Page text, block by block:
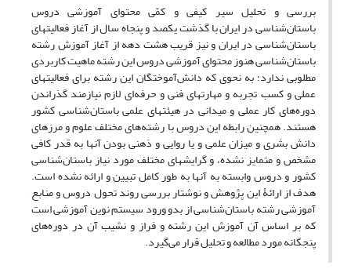
بررسی و تحلیل سیر کیفی و کمّی محتوای آموزشی دروس
باستان‌شناسی در ایران با گذشت یکصد و پنجاه سال از آغاز فعالیتهای
باستان‌شناسی در ایران و نیز قریب هشت دهه از آغاز آموزش رشته
باستان‌شناسی هنوز محتوای آموزشی دروس این رشته ماهیت کاربردی
مطلوبی ندارد؛ به نحوی که دانش‌آموختگان این رشته برای فعالیتهای
عملی و کسب تجربه و مهارتهای فنی و حرفه‌ای لازم نیازمند گذراندن
دوره‌های کار عملی و میدانی در هیئتهای علمی باستان‌شناسی کشور
هستند. همچنین رابطه این دروس با رشته‌های مختلف علوم و مرزهای
دانش بشری و میزان علمی و یا روایی و ذهنی بودن آنها به قدر کافی
مشخص و متمایز نشده، و گرایشهای مختلف مورد نیاز باستان‌شناسی
کشور و دروس وابسته به آنها به طور کامل تبیین و ارائه نشده است‌.
هدف از ارائۀ این پژوهش و نوشتار بررسی روند تحول دروس و منابع
آموزشی رشته باستان‌شناسی از بدو ورود سیستم نوین آموزشی است
که بر اساس آن آموزش این رشته و فراز و نشیب آن در دوره‌های
پنجگانه مورد مطالعه و تحلیل قرار می‌گیرد.